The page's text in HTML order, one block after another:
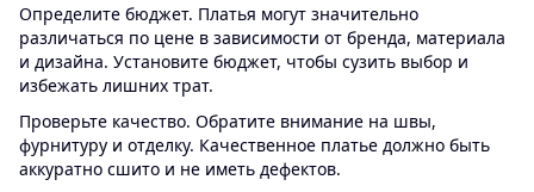
Определите бюджет. Платья могут значительно
различаться по цене в зависимости от бренда, материала
и дизайна. Установите бюджет, чтобы сузить выбор и
избежать лишних трат.
Проверьте качество. Обратите внимание на швы,
фурнитуру и отделку. Качественное платье должно быть
аккуратно сшито и не иметь дефектов.